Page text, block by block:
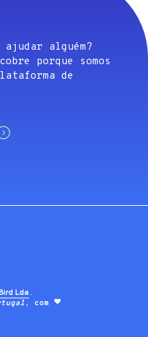
alguém?
porque somos
de
Lda .
, com